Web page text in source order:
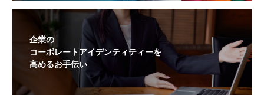
企業の
コーポレートアイデンティティーを
高めるお手伝い